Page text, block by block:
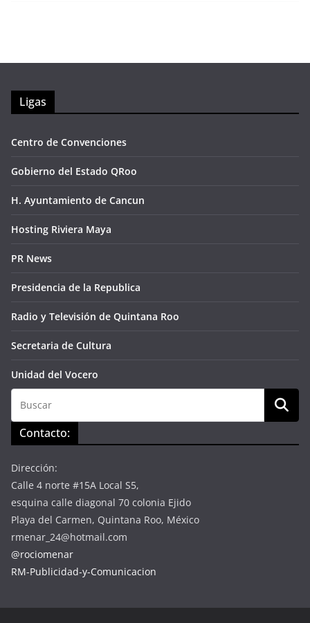
Ligas
Centro de Convenciones
Gobierno del Estado QRoo
H. Ayuntamiento de Cancun
Hosting Riviera Maya
PR News
Presidencia de la Republica
Radio y Televisión de Quintana Roo
Secretaria de Cultura
Unidad del Vocero
Contacto:
Dirección:
Calle 4 norte #15A Local S5,
esquina calle diagonal 70 colonia Ejido
Playa del Carmen, Quintana Roo, México
rmenar_24@hotmail.com
@rociomenar
RM-Publicidad-y-Comunicacion